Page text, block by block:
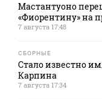
Мастантуоно
«Фиорентину» на
7 августа 17:48
СБОРНЫЕ
Стало известно
Карпина
7 августа 17:34